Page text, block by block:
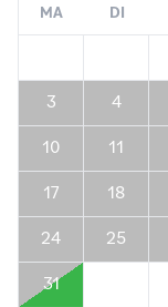
MA DI
3 4
10 11
17 18
24 25
31